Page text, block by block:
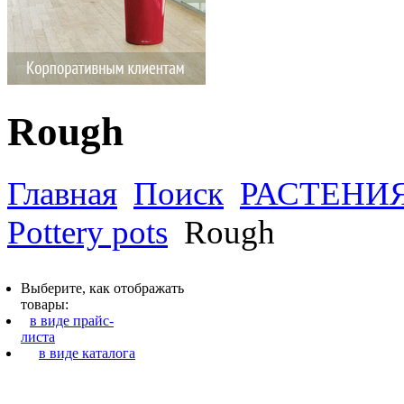
Rough
Главная Поиск
Pottery pots Rough
Выберите, как отображать
товары:
в виде прайс-
листа
в виде каталога